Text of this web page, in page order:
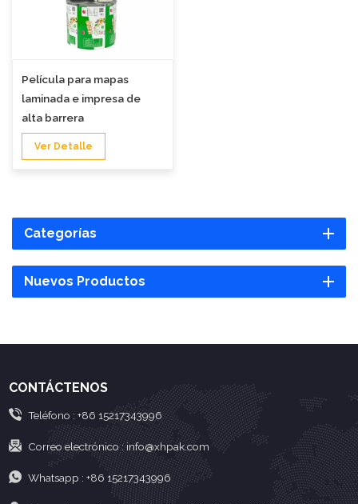
Película para mapas
laminada e impresa de
alta barrera
Ver Detalle
Categorías
Nuevos Productos
CONTÁCTENOS
Teléfono : +86 15217343996
Correo electrónico :info@xhpak.com
Whatsapp : +86 15217343996